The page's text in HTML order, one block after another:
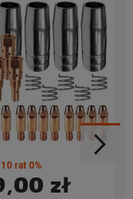
zł
rat 0%